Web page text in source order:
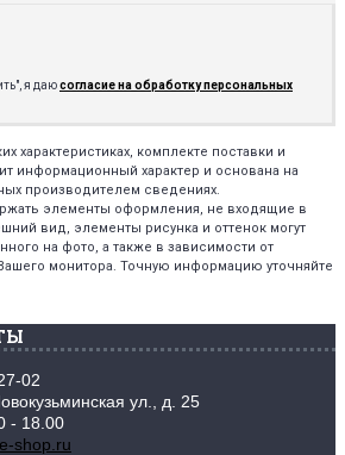
я даюсогласие на обработку персональных
характеристиках, комплекте поставки и
информационный характер и основана на
производителем сведениях.
элементы оформления, не входящие в
вид, элементы рисунка и оттенок могут
на фото, а также в зависимости от
монитора. Точную информацию уточняйте
02
ул., д. 25
- 18.00
shop.ru